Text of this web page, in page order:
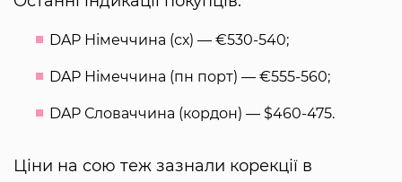
DAP Німеччина (сх) — €530-540;
DAP Німеччина (пн порт) — €555-560;
DAP Словаччина (кордон) — $460-475.
Ціни на сою теж зазнали корекції в